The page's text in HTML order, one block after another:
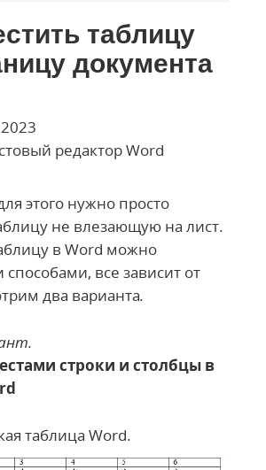
таблицу
документа
редактор Word
этого нужно просто
не влезающую на лист.
в Word можно
все зависит от
два варианта.
строки и столбцы в
таблица Word.